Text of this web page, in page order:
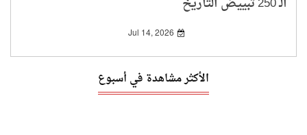
وتلميع وجه الاستعباد
Jul 14, 2026
الأكثر مشاهدة في أسبوع